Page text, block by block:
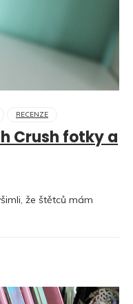
RECENZE
Crush fotky a
že štětců mám